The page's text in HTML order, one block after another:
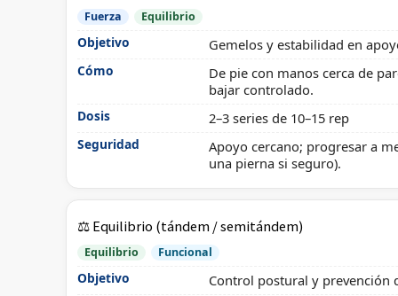
Fuerza Equilibrio
Objetivo Gemelos y estabilidad en
Cómo
De pie con manos cerca de
bajar controlado.
Dosis 2–3 series de 10–15 rep
Seguridad
Apoyo cercano; progresar a
una pierna si seguro).
⚖️ Equilibrio (tándem / semitándem)
Equilibrio Funcional
Objetivo Control postural y prevención